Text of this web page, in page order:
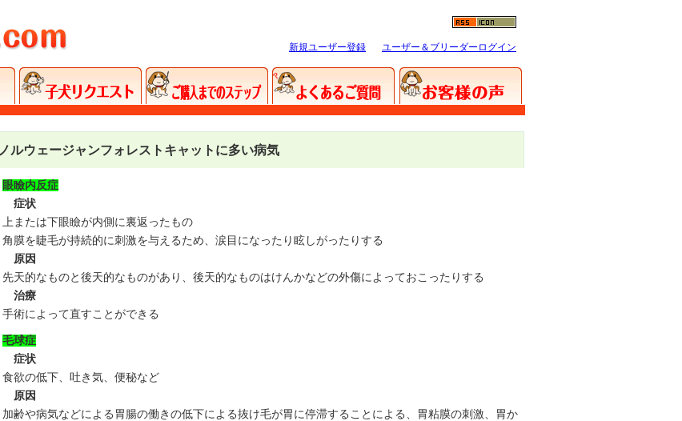
新規ユーザー登録 ユーザー＆ブリーダーログイン
ノルウェージャンフォレストキャットに多い病気
眼瞼内反症
症状
上または下眼瞼が内側に裏返ったもの
角膜を睫毛が持続的に刺激を与えるため、涙目になったり眩しがったりする
原因
先天的なものと後天的なものがあり、後天的なものはけんかなどの外傷によっておこったりする
治療
手術によって直すことができる
毛球症
症状
食欲の低下、吐き気、便秘など
原因
加齢や病気などによる胃腸の働きの低下による抜け毛が胃に停滞することによる、胃粘膜の刺激、胃か